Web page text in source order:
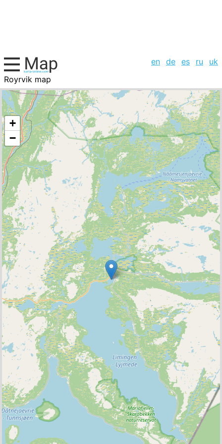
en de es ru
uk
Royrvik map
Norway, cities list
+
−